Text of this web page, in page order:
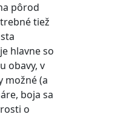
pôrod
tiež
hlavne so
obavy, v
možné (a
boja sa
o